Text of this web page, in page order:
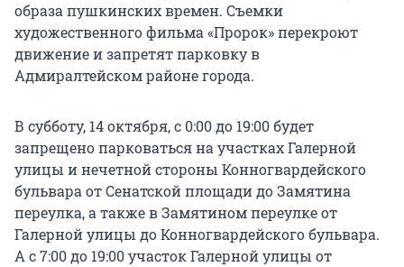
образа пушкинских времен. Съемки
художественного фильма «Пророк» перекроют
движение и запретят парковку в
Адмиралтейском районе города.
В субботу, 14 октября, с 0:00 до 19:00 будет
запрещено парковаться на участках Галерной
улицы и нечетной стороны Конногвардейского
бульвара от Сенатской площади до Замятина
переулка, а также в Замятином переулке от
Галерной улицы до Конногвардейского бульвара.
А с 7:00 до 19:00 участок Галерной улицы от